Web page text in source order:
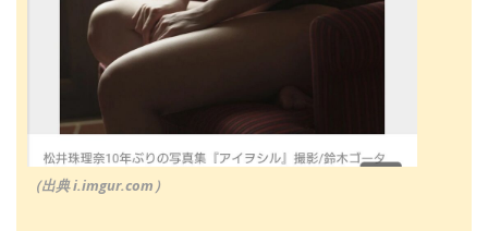
（出典 i.imgur.com）